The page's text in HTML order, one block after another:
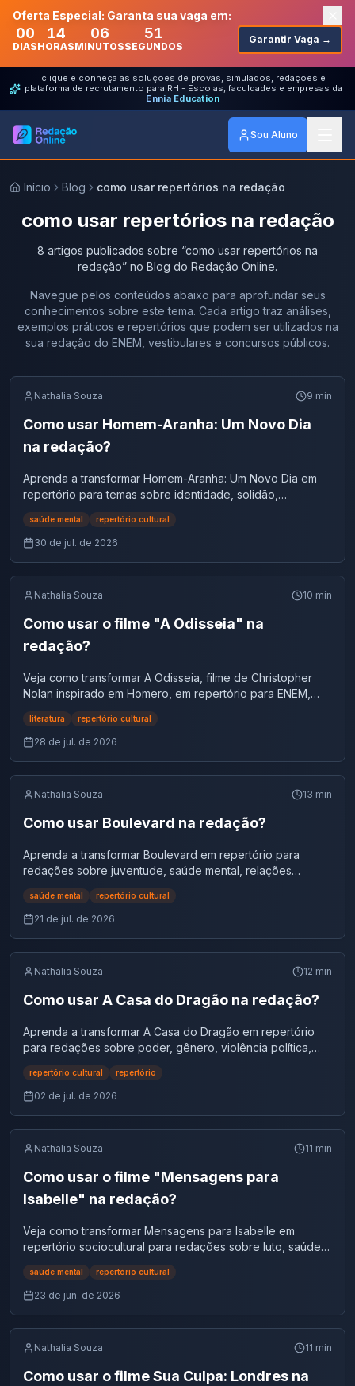
Oferta Especial: Garanta sua vaga em:
00
DIAS
14
HORAS
06
MINUTOS
51
SEGUNDOS
Garantir Vaga →
clique e conheça as soluções de provas, simulados, redações e
plataforma de recrutamento para RH - Escolas, faculdades e empresas da
Ennia Education
Sou Aluno
Início Blog como usar repertórios na redação
como usar repertórios na redação
8 artigos publicados sobre “como usar repertórios na
redação” no Blog do Redação Online.
Navegue pelos conteúdos abaixo para aprofundar seus
conhecimentos sobre este tema. Cada artigo traz análises,
exemplos práticos e repertórios que podem ser utilizados na
sua redação do ENEM, vestibulares e concursos públicos.
Nathalia Souza 9 min
Como usar Homem-Aranha: Um Novo Dia
na redação?
Aprenda a transformar Homem-Aranha: Um Novo Dia em
repertório para temas sobre identidade, solidão,
juventude e responsabilidade.
saúde mental repertório cultural
30 de jul. de 2026
Nathalia Souza 10 min
Como usar o filme "A Odisseia" na
redação?
Veja como transformar A Odisseia, filme de Christopher
Nolan inspirado em Homero, em repertório para ENEM,
vestibulares e concursos.
literatura repertório cultural
28 de jul. de 2026
Nathalia Souza 13 min
Como usar Boulevard na redação?
Aprenda a transformar Boulevard em repertório para
redações sobre juventude, saúde mental, relações
afetivas, cultura digital e vulnerabilidade emocional.
saúde mental repertório cultural
21 de jul. de 2026
Nathalia Souza 12 min
Como usar A Casa do Dragão na redação?
Aprenda a transformar A Casa do Dragão em repertório
para redações sobre poder, gênero, violência política,
instituições e desinformação.
repertório cultural repertório
02 de jul. de 2026
Nathalia Souza 11 min
Como usar o filme "Mensagens para
Isabelle" na redação?
Veja como transformar Mensagens para Isabelle em
repertório sociocultural para redações sobre luto, saúde
mental, comunicação, família e recomeço.
saúde mental repertório cultural
23 de jun. de 2026
Nathalia Souza 11 min
Como usar o filme Sua Culpa: Londres na